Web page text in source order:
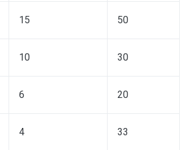
15 50
10 30
6 20
4 33